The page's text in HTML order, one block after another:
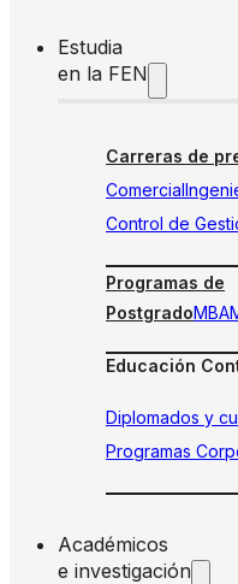
Estudia
en la FEN
Carreras de
Comercial
Control de
Programas de
PostgradoMBA
Educación
Diplomados y
Programas
Académicos
e investigación